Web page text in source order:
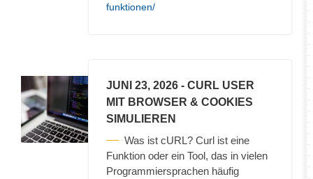
funktionen/
JUNI 23, 2026 - CURL USER
MIT BROWSER & COOKIES
SIMULIEREN
Was ist cURL? Curl ist eine
Funktion oder ein Tool, das in vielen
Programmiersprachen häufig